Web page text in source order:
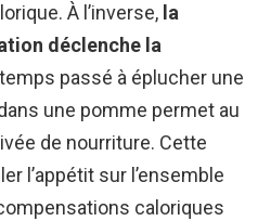
À l’inverse, la
déclenche la
passé à éplucher une
une pomme permet au
de nourriture. Cette
l’appétit sur l’ensemble
caloriques